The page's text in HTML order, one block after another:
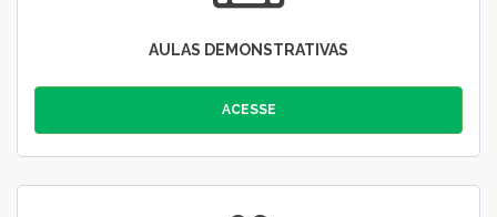
AULAS DEMONSTRATIVAS
ACESSE